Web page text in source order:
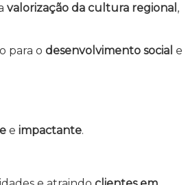
valorização da cultura regional ,
para o desenvolvimento social e
e impactante.